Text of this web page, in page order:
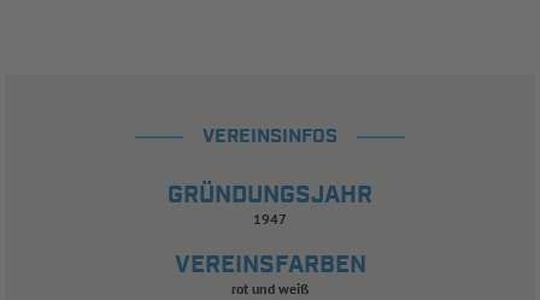
VEREINSINFOS
GRÜNDUNGSJAHR
1947
VEREINSFARBEN
rot und weiß